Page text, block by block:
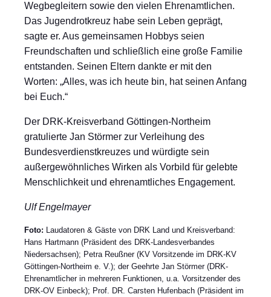
Wegbegleitern sowie den vielen Ehrenamtlichen.
Das Jugendrotkreuz habe sein Leben geprägt,
sagte er. Aus gemeinsamen Hobbys seien
Freundschaften und schließlich eine große Familie
entstanden. Seinen Eltern dankte er mit den
Worten: „Alles, was ich heute bin, hat seinen Anfang
bei Euch.“
Der DRK-Kreisverband Göttingen-Northeim
gratulierte Jan Störmer zur Verleihung des
Bundesverdienstkreuzes und würdigte sein
außergewöhnliches Wirken als Vorbild für gelebte
Menschlichkeit und ehrenamtliches Engagement.
Ulf Engelmayer
Foto: Laudatoren & Gäste von DRK Land und Kreisverband:
Hans Hartmann (Präsident des DRK-Landesverbandes
Niedersachsen); Petra Reußner (KV Vorsitzende im DRK-KV
Göttingen-Northeim e. V.); der Geehrte Jan Störmer (DRK-
Ehrenamtlicher in mehreren Funktionen, u.a. Vorsitzender des
DRK-OV Einbeck); Prof. DR. Carsten Hufenbach (Präsident im